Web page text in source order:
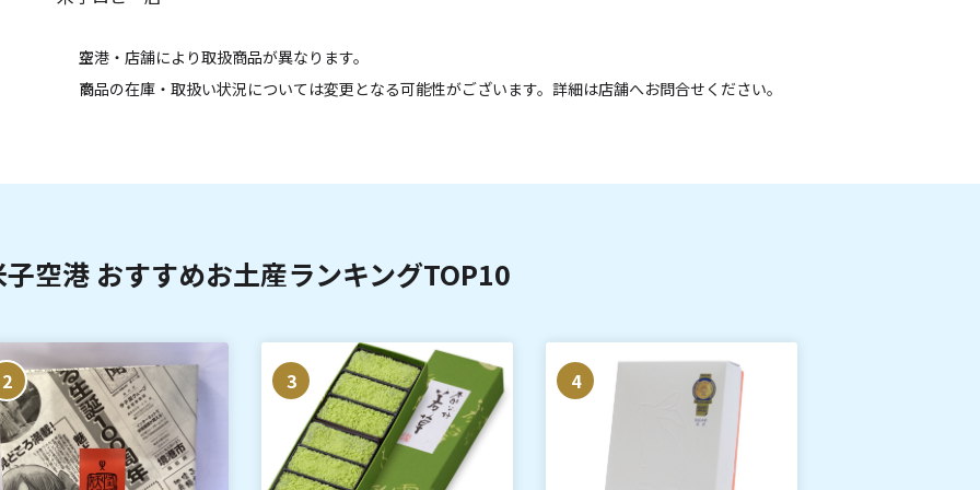
空港・店舗により取扱商品が異なります。
商品の在庫・取扱い状況については変更となる可能性がございます。詳細は店舗へお問合せください。
空港 おすすめお土産ランキングTOP10
2 3 4